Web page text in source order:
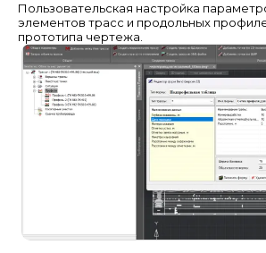
Пользовательская настройка
элементов трасс и продольных
прототипа чертежа.